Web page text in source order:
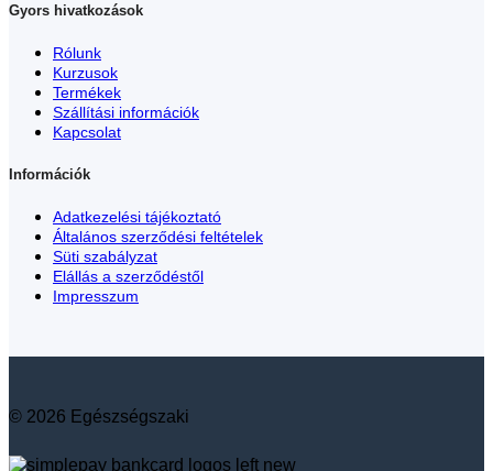
Gyors hivatkozások
Rólunk
Kurzusok
Termékek
Szállítási információk
Kapcsolat
Információk
Adatkezelési tájékoztató
Általános szerződési feltételek
Süti szabályzat
Elállás a szerződéstől
Impresszum
© 2026 Egészségszaki